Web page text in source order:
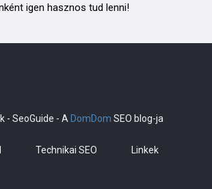
igen hasznos tud lenni!
- SeoGuide - A DomDom SEO blog-ja
Technikai SEO Linkek